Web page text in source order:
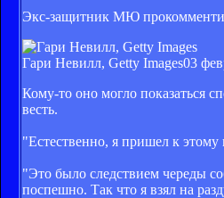
Экс-защитник МЮ
Гари Невилл, Getty Images03
Кому-то оно могло показаться
весть.
"Естественно, я пришел к
"Это было следствием череды
поспешно. Так что я взял на